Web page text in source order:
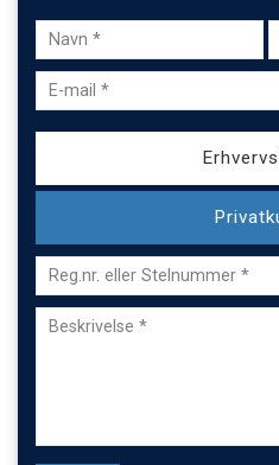
Privat
/
Reg.nr.
eller
Stelnummer
Reg.nr.